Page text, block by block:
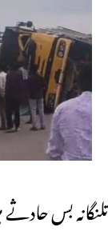
تلنگانہ بس حادثے میں